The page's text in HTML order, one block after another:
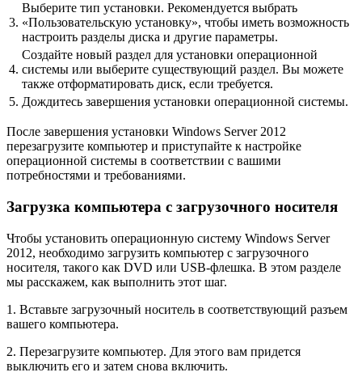
3.
Выберите тип установки. Рекомендуется выбрать
«Пользовательскую установку», чтобы иметь возможность
настроить разделы диска и другие параметры.
4.
Создайте новый раздел для установки операционной
системы или выберите существующий раздел. Вы можете
также отформатировать диск, если требуется.
5. Дождитесь завершения установки операционной системы.
После завершения установки Windows Server 2012
перезагрузите компьютер и приступайте к настройке
операционной системы в соответствии с вашими
потребностями и требованиями.
Загрузка компьютера с загрузочного носителя
Чтобы установить операционную систему Windows Server
2012, необходимо загрузить компьютер с загрузочного
носителя, такого как DVD или USB-флешка. В этом разделе
мы расскажем, как выполнить этот шаг.
1. Вставьте загрузочный носитель в соответствующий разъем
вашего компьютера.
2. Перезагрузите компьютер. Для этого вам придется
выключить его и затем снова включить.